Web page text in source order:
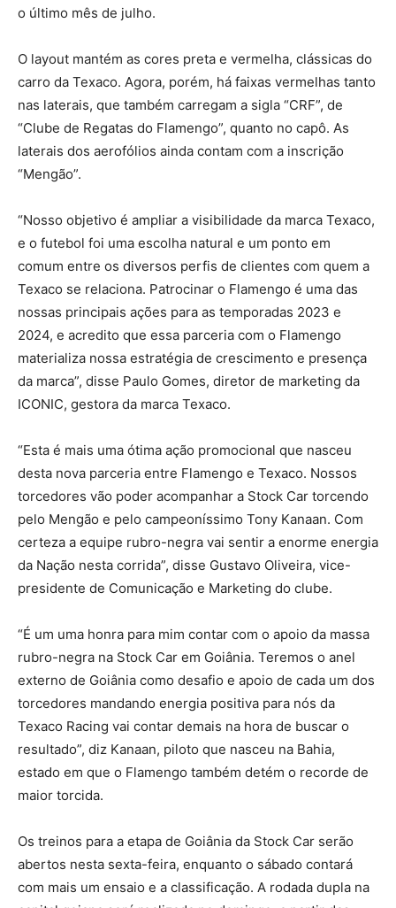
o último mês de julho.
O layout mantém as cores preta e vermelha, clássicas do
carro da Texaco. Agora, porém, há faixas vermelhas tanto
nas laterais, que também carregam a sigla “CRF”, de
“Clube de Regatas do Flamengo”, quanto no capô. As
laterais dos aerofólios ainda contam com a inscrição
“Mengão”.
“Nosso objetivo é ampliar a visibilidade da marca Texaco,
e o futebol foi uma escolha natural e um ponto em
comum entre os diversos perfis de clientes com quem a
Texaco se relaciona. Patrocinar o Flamengo é uma das
nossas principais ações para as temporadas 2023 e
2024, e acredito que essa parceria com o Flamengo
materializa nossa estratégia de crescimento e presença
da marca”, disse Paulo Gomes, diretor de marketing da
ICONIC, gestora da marca Texaco.
“Esta é mais uma ótima ação promocional que nasceu
desta nova parceria entre Flamengo e Texaco. Nossos
torcedores vão poder acompanhar a Stock Car torcendo
pelo Mengão e pelo campeoníssimo Tony Kanaan. Com
certeza a equipe rubro-negra vai sentir a enorme energia
da Nação nesta corrida”, disse Gustavo Oliveira, vice-
presidente de Comunicação e Marketing do clube.
“É um uma honra para mim contar com o apoio da massa
rubro-negra na Stock Car em Goiânia. Teremos o anel
externo de Goiânia como desafio e apoio de cada um dos
torcedores mandando energia positiva para nós da
Texaco Racing vai contar demais na hora de buscar o
resultado”, diz Kanaan, piloto que nasceu na Bahia,
estado em que o Flamengo também detém o recorde de
maior torcida.
Os treinos para a etapa de Goiânia da Stock Car serão
abertos nesta sexta-feira, enquanto o sábado contará
com mais um ensaio e a classificação. A rodada dupla na